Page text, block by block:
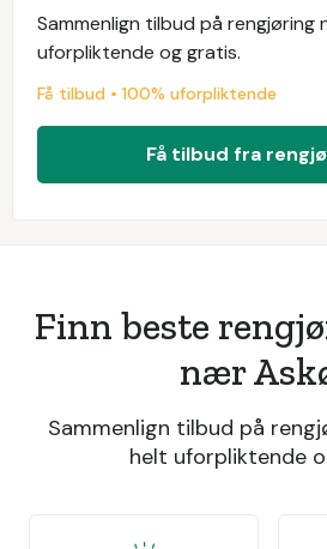
Sammenlign tilbud på rengjøring
uforpliktende og gratis.
Få tilbud • 100% uforpliktende
Få tilbud fra
Finn beste
nær
Sammenlign tilbud på
helt uforpliktende